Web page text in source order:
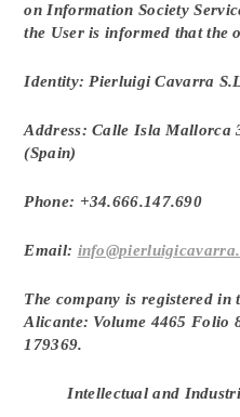
on Information Society
the User is informed that the
Identity: Pierluigi Cavarra
Address: Calle Isla Mallorca
(Spain)
Phone: +34.666.147.690
Email:
The company is registered in
Alicante: Volume 4465 Folio
179369.
Intellectual and